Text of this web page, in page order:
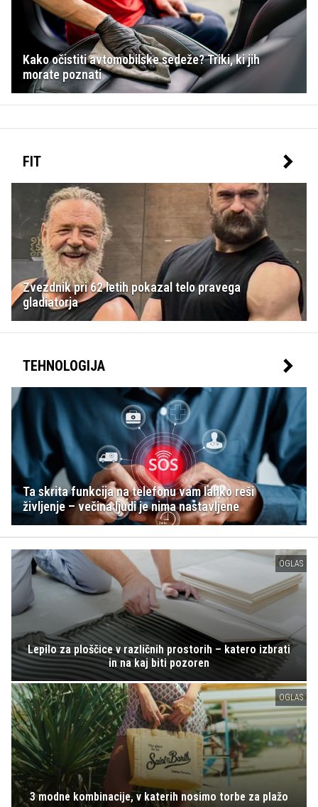
Kako očistiti avtomobilske sedeže? Triki, ki jih
morate poznati
FIT
Zvezdnik pri 62 letih pokazal telo pravega
gladiatorja
TEHNOLOGIJA
Ta skrita funkcija na telefonu vam lahko reši
življenje – večina ljudi je nima nastavljene
OGLAS
Lepilo za ploščice v različnih prostorih – katero izbrati
in na kaj biti pozoren
OGLAS
3 modne kombinacije, v katerih nosimo torbe za plažo